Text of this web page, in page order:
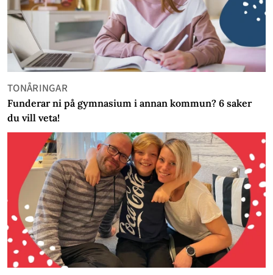
TONÅRINGAR
Funderar ni på gymnasium i annan kommun? 6 saker
du vill veta!